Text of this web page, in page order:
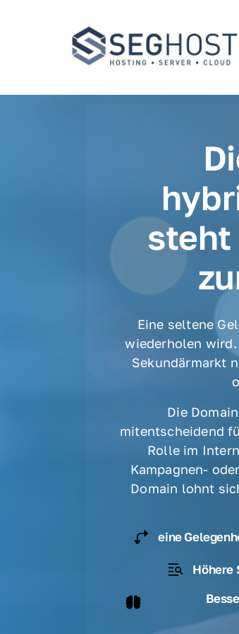
steht
Eine seltene
wiederholen
Sekundärmarkt
Die
mitentscheidend
Rolle im
Kampagnen-
Domain lohnt
eine
Höhere